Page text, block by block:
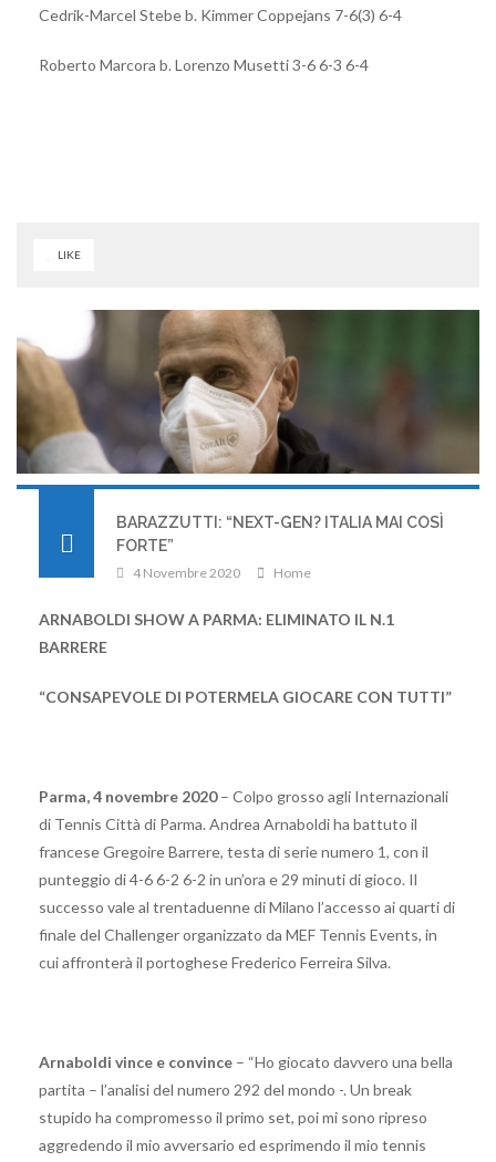
Cedrik-Marcel Stebe b. Kimmer Coppejans 7-6(3) 6-4
Roberto Marcora b. Lorenzo Musetti 3-6 6-3 6-4
LIKE
BARAZZUTTI: “NEXT-GEN? ITALIA MAI COSÌ
FORTE”
4 Novembre 2020 Home
ARNABOLDI SHOW A PARMA: ELIMINATO IL N.1
BARRERE
“CONSAPEVOLE DI POTERMELA GIOCARE CON TUTTI”
Parma, 4 novembre 2020– Colpo grosso agli Internazionali
di Tennis Città di Parma. Andrea Arnaboldi ha battuto il
francese Gregoire Barrere, testa di serie numero 1, con il
punteggio di 4-6 6-2 6-2 in un’ora e 29 minuti di gioco. Il
successo vale al trentaduenne di Milano l’accesso ai quarti di
finale del Challenger organizzato da MEF Tennis Events, in
cui affronterà il portoghese Frederico Ferreira Silva.
Arnaboldi vince e convince – “Ho giocato davvero una bella
partita – l’analisi del numero 292 del mondo -. Un break
stupido ha compromesso il primo set, poi mi sono ripreso
aggredendo il mio avversario ed esprimendo il mio tennis